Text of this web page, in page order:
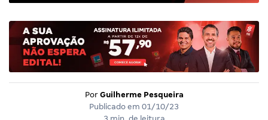
Por Guilherme Pesqueira
Publicado em 01/10/23